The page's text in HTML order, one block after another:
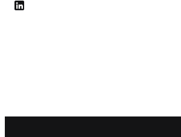
LinkedIn se abre en una nueva pestaña/ventana